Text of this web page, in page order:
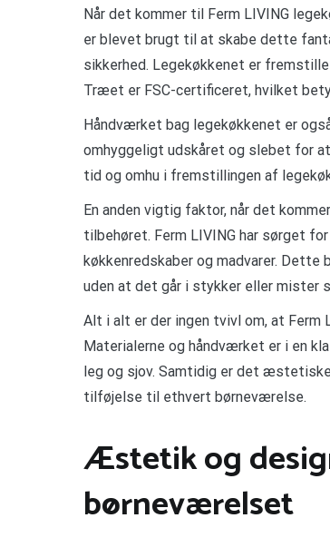
Når det kommer til Ferm LIVING
er blevet brugt til at skabe dette
sikkerhed. Legekøkkenet er
Træet er FSC-certificeret, hvilket
Håndværket bag legekøkkenet er
omhyggeligt udskåret og slebet for
tid og omhu i fremstillingen af
En anden vigtig faktor, når det
tilbehøret. Ferm LIVING har sørget
køkkenredskaber og madvarer. Dette
uden at det går i stykker eller mister
Alt i alt er der ingen tvivl om, at
Materialerne og håndværket er i en
leg og sjov. Samtidig er det
tilføjelse til ethvert børneværelse.
Æstetik og
børneværelset